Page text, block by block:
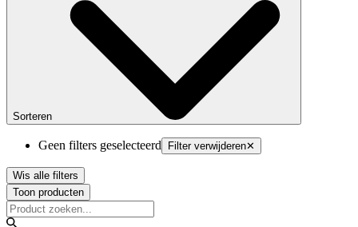
Sorteren
Geen filters geselecteerd Filter verwijderen✕
Wis alle filters
Toon producten